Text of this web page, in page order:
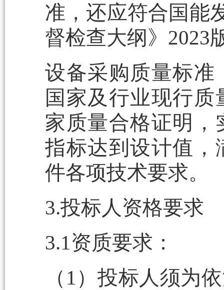
准，还应符合国能
督检查大纲》2023
设备采购质量标准
国家及行业现行
家质量合格证明
指标达到设计值，
件各项技术要求。
3.投标人资格要求
3.1资质要求：
（1）投标人须为